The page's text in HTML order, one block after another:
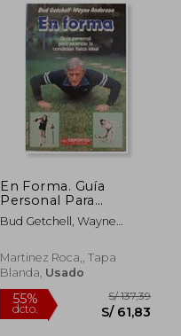
55%
dcto.
En Forma. Guía
Personal Para
Alcanzar la Condición
Física Ideal
Bud Getchell, Wayne
Martinez Roca,, Tapa
Blanda, Usado